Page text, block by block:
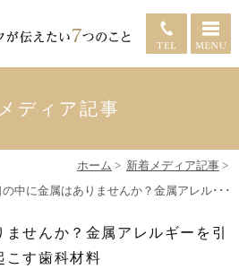
ディア記事
ホーム > 新着メディア記事 >
の中に金属はありませんか？金属アレル･･･
せんか？金属アレルギーを引
こす歯科材料